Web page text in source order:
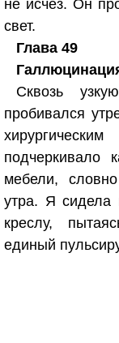
не исчез. Он
свет.
Глава 49
Сквозь
пробивался
подчеркивало
мебели,
утра. Я сидела
креслу,
единый